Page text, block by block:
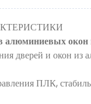
алюминиевых окон
дверей и окон из
ПЛК,